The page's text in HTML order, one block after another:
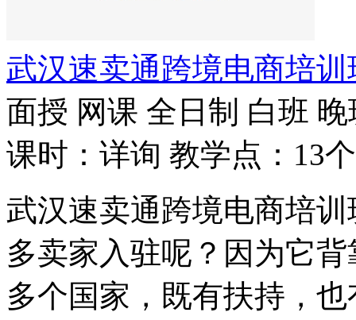
武汉速卖通跨境电商培训
面授 网课 全日制 白班 晚
课时：详询 教学点：13个
武汉速卖通跨境电商培
多卖家入驻呢？因为它
多个国家，既有扶持，